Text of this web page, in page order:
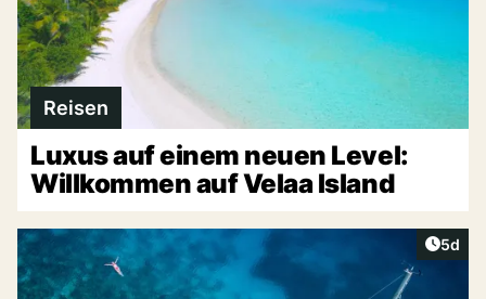
Reisen
Luxus auf einem neuen Level:
Willkommen auf Velaa Island
5d